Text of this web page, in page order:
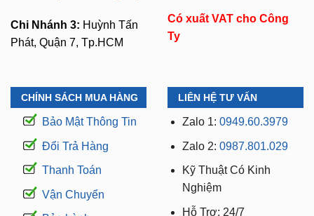
Chi Nhánh 3: Huỳnh Tấn
Phát, Quận 7, Tp.HCM
Có xuất VAT cho Công
Ty
CHÍNH SÁCH MUA HÀNG
Bảo Mật Thông Tin
Đổi Trả Hàng
Thanh Toán
Vận Chuyển
LIÊN HỆ TƯ VẤN
Zalo 1: 0949.60.3979
Zalo 2: 0987.801.029
Kỹ Thuật Có Kinh
Nghiệm
Hỗ Trợ: 24/7